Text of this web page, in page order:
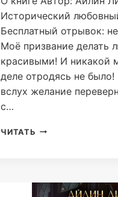
Исторический
Бесплатный отрывок:
Моё призвание делать
красивыми! И никакой
деле отродясь не
вслух желание
с…
ЧИТАТЬ ЭЛИКСИР
ОНА